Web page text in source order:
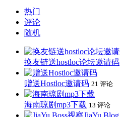
热门
评论
随机
换友链送hostloc论坛邀请码
赠送Hostloc邀请码 21 评论
海南琼剧mp3下载 13 评论